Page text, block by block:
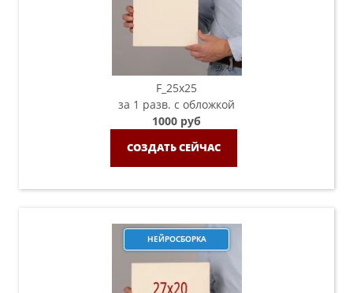
F_25х25
за 1 разв. с обложкой
1000 руб
СОЗДАТЬ СЕЙЧАС
НЕЙРОСБОРКА